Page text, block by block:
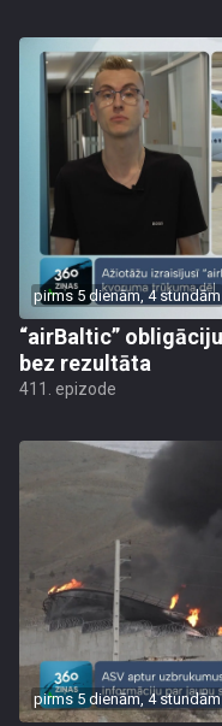
pirms 5 dienām, 4 stundām
“airBaltic”
bez rezultāta
411. epizode
pirms 5 dienām, 4 stundām